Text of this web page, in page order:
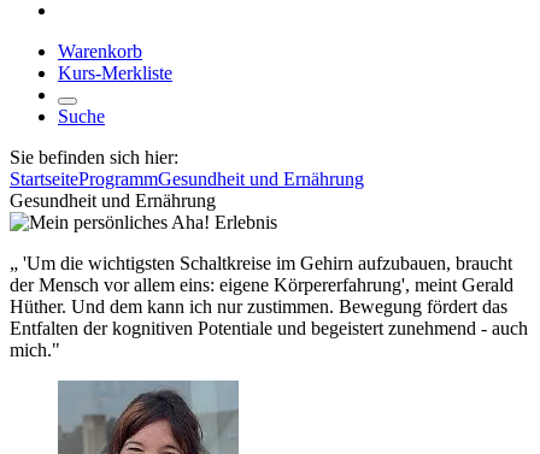
Warenkorb
Kurs-Merkliste
Suche
Sie befinden sich hier:
StartseiteProgrammGesundheit und Ernährung
Gesundheit und Ernährung
„ 'Um die wichtigsten Schaltkreise im Gehirn aufzubauen, braucht
der Mensch vor allem eins: eigene Körpererfahrung', meint Gerald
Hüther. Und dem kann ich nur zustimmen. Bewegung fördert das
Entfalten der kognitiven Potentiale und begeistert zunehmend - auch
mich."